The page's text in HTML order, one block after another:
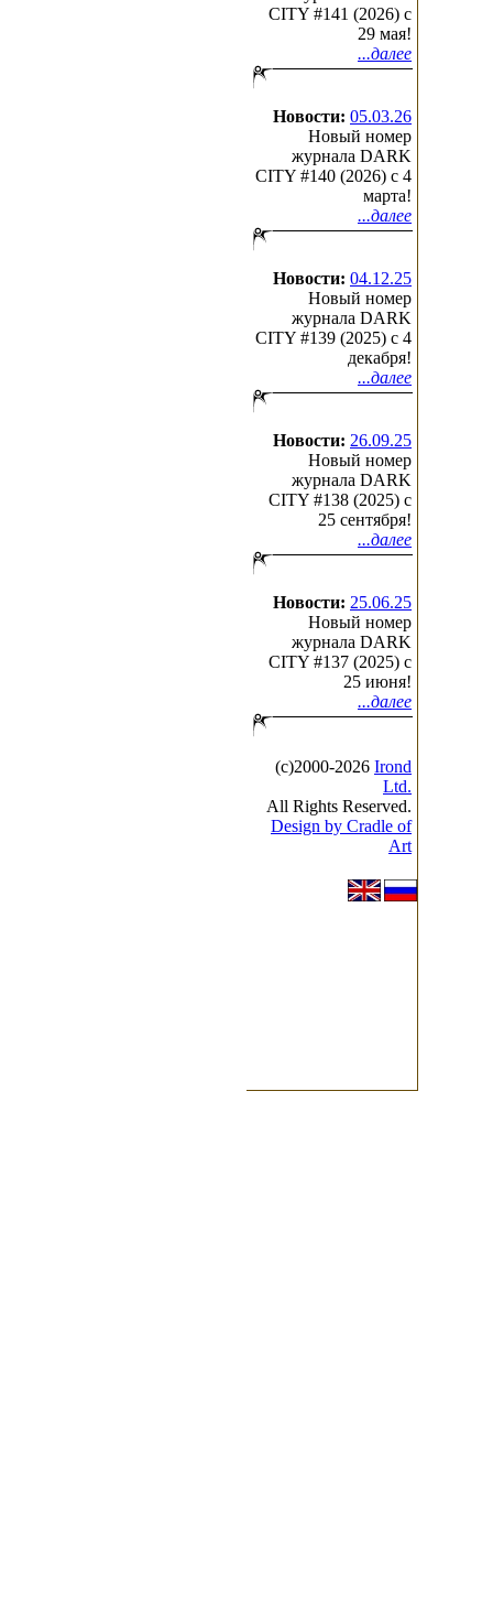
CITY #141 (2026) c
29 мая!
...далее
Новости: 05.03.26
Новый номер
журнала DARK
CITY #140 (2026) c 4
марта!
...далее
Новости: 04.12.25
Новый номер
журнала DARK
CITY #139 (2025) c 4
декабря!
...далее
Новости: 26.09.25
Новый номер
журнала DARK
CITY #138 (2025) c
25 сентября!
...далее
Новости: 25.06.25
Новый номер
журнала DARK
CITY #137 (2025) c
25 июня!
...далее
(с)2000-2026 Irond
Ltd.
All Rights Reserved.
Design by Cradle of
Art